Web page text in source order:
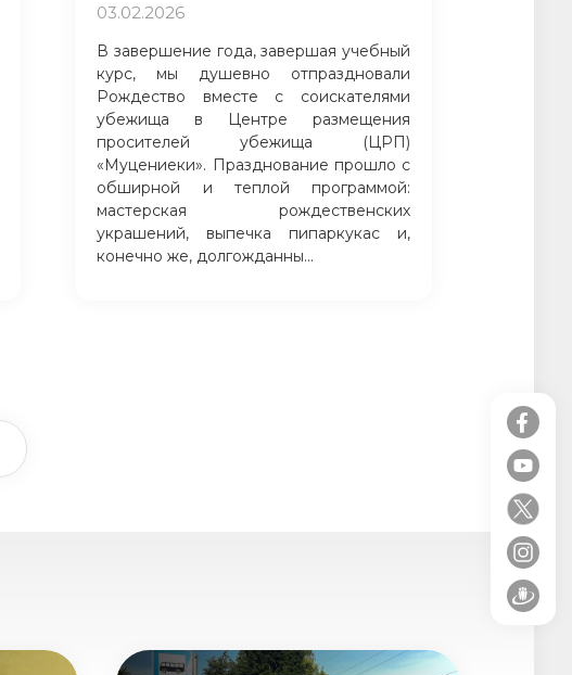
03.02.2026
В завершение года, завершая учебный
курс, мы душевно отпраздновали
Рождество вместе с соискателями
убежища в Центре размещения
просителей убежища (ЦРП)
«Муцениеки». Празднование прошло с
обширной и теплой программой:
мастерская рождественских
украшений, выпечка пипаркукас и,
конечно же, долгожданны...